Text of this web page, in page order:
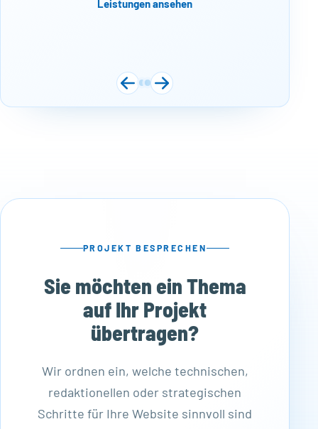
Leistungen ansehen
PROJEKT BESPRECHEN
Sie möchten ein Thema
auf Ihr Projekt
übertragen?
Wir ordnen ein, welche technischen,
redaktionellen oder strategischen
Schritte für Ihre Website sinnvoll sind